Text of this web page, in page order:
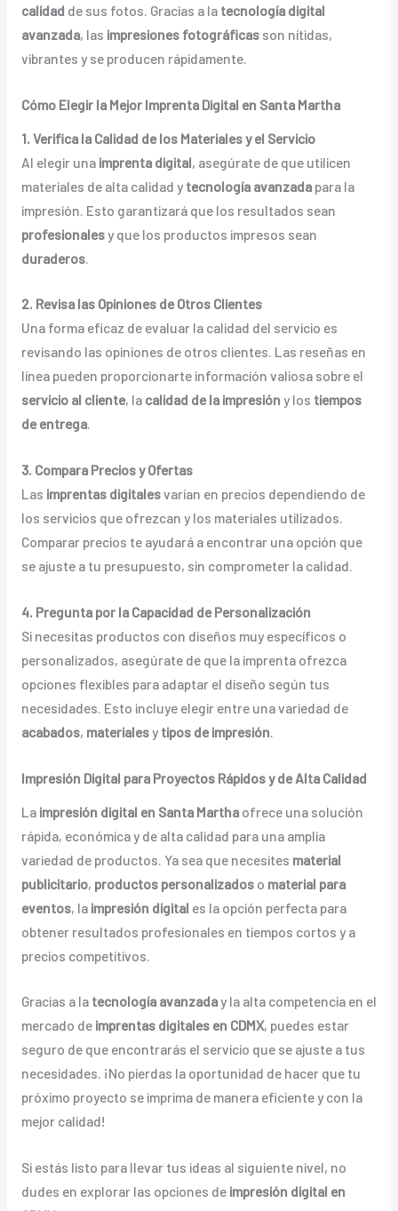
calidad de sus fotos. Gracias a la tecnología digital
avanzada, las impresiones fotográficasson nítidas,
vibrantes y se producen rápidamente.
Cómo Elegir la Mejor Imprenta Digital en Santa Martha
1. Verifica la Calidad de los Materiales y el Servicio
Al elegir una imprenta digital, asegúrate de que utilicen
materiales de alta calidad y tecnología avanzadapara la
impresión. Esto garantizará que los resultados sean
profesionalesy que los productos impresos sean
duraderos.
2. Revisa las Opiniones de Otros Clientes
Una forma eficaz de evaluar la calidad del servicio es
revisando las opiniones de otros clientes. Las reseñas en
línea pueden proporcionarte información valiosa sobre el
servicio al cliente, la calidad de la impresión y los tiempos
de entrega.
3. Compara Precios y Ofertas
Las imprentas digitalesvarían en precios dependiendo de
los servicios que ofrezcan y los materiales utilizados.
Comparar precios te ayudará a encontrar una opción que
se ajuste a tu presupuesto, sin comprometer la calidad.
4. Pregunta por la Capacidad de Personalización
Si necesitas productos con diseños muy específicos o
personalizados, asegúrate de que la imprenta ofrezca
opciones flexibles para adaptar el diseño según tus
necesidades. Esto incluye elegir entre una variedad de
acabados, materialesy tipos de impresión.
Impresión Digital para Proyectos Rápidos y de Alta Calidad
La impresión digital en Santa Marthaofrece una solución
rápida, económica y de alta calidad para una amplia
variedad de productos. Ya sea que necesites material
publicitario, productos personalizadoso material para
eventos, la impresión digital es la opción perfecta para
obtener resultados profesionales en tiempos cortos y a
precios competitivos.
Gracias a la tecnología avanzaday la alta competencia en el
mercado de imprentas digitales en CDMX, puedes estar
seguro de que encontrarás el servicio que se ajuste a tus
necesidades. ¡No pierdas la oportunidad de hacer que tu
próximo proyecto se imprima de manera eficiente y con la
mejor calidad!
Si estás listo para llevar tus ideas al siguiente nivel, no
dudes en explorar las opciones de impresión digital en